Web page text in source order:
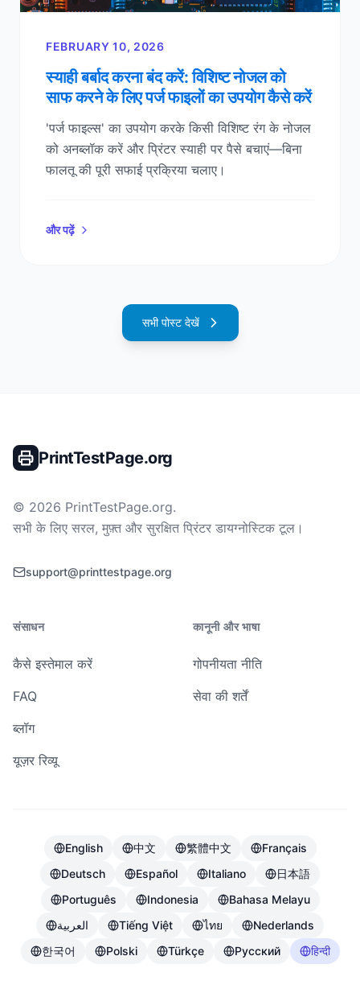
FEBRUARY 10, 2026
स्याही बर्बाद करना बंद करें: विशिष्ट नोजल को
साफ करने के लिए पर्ज फाइलों का उपयोग कैसे करें
'पर्ज फाइल्स' का उपयोग करके किसी विशिष्ट रंग के नोजल
को अनब्लॉक करें और प्रिंटर स्याही पर पैसे बचाएं—बिना
फालतू की पूरी सफाई प्रक्रिया चलाए।
और पढ़ें
सभी पोस्ट देखें
PrintTestPage.org
© 2026 PrintTestPage.org.
सभी के लिए सरल, मुफ़्त और सुरक्षित प्रिंटर डायग्नोस्टिक टूल।
support@printtestpage.org
संसाधन
कैसे इस्तेमाल करें
FAQ
ब्लॉग
यूज़र रिव्यू
कानूनी और भाषा
गोपनीयता नीति
सेवा की शर्तें
English 中文 繁體中文
Français
Deutsch
Español Italiano
日本語
Português
Indonesia
Bahasa Melayu
العربية
Tiếng Việt ไทย
Nederlands
한국어
Polski Türkçe Русский हिन्दी